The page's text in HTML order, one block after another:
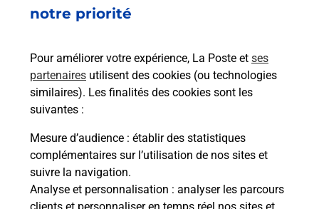
notre priorité
Pour améliorer votre expérience, La Poste et ses
partenaires utilisent des cookies (ou technologies
similaires). Les finalités des cookies sont les
suivantes :
Mesure d’audience : établir des statistiques
complémentaires sur l’utilisation de nos sites et
suivre la navigation.
Analyse et personnalisation : analyser les parcours
Vous souhaitez envoyer un colis depuis :
MONTARGIS LA CHAUSSEE (45200) ? Découvrez
toutes les solutions proposées par La Poste.
En savoir plus